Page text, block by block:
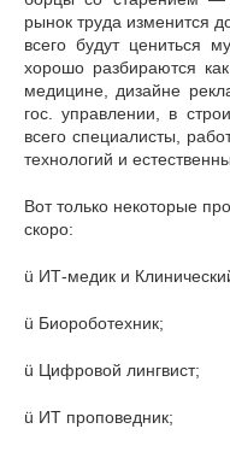
рынок труда изменится
всего будут цениться
хорошо разбираются
медицине, дизайне
гос. управлении, в
всего специалисты,
технологий и
Вот только некоторые
скоро:
ü ИТ-медик и
ü Биороботехник;
ü Цифровой лингвист;
ü ИТ проповедник;